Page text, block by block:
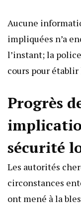
Aucune
impliquées n’a
l’instant; la
cours pour
Progrès
sécurité
Les autorités
circonstances
ont mené à la